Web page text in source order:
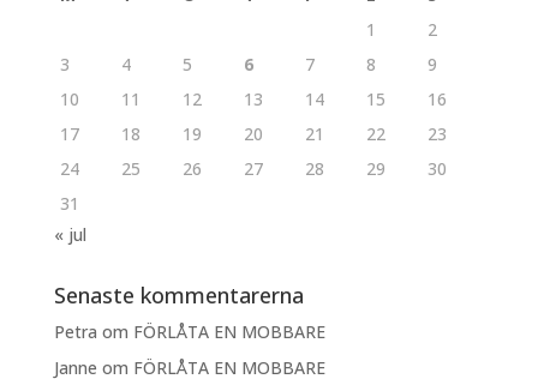
1
2
3
4 5 6 7 8
9
10
11 12 13 14 15
16
17
18 19 20 21 22
23
24
25 26 27 28 29
30
31
« jul
Senaste kommentarerna
Petra om FÖRLÅTA EN MOBBARE
Janne om FÖRLÅTA EN MOBBARE